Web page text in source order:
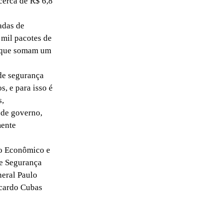
de
pacotes de
somam um
segurança
e para isso é
governo,
Econômico e
Segurança
Paulo
Cubas